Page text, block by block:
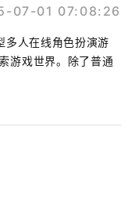
07-01 07:08:26
多人在线角色扮演游
游戏世界。除了普通